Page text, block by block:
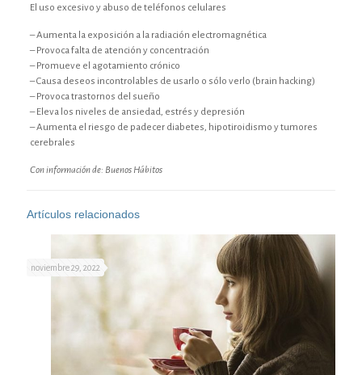
El uso excesivo y abuso de teléfonos celulares
– Aumenta la exposición a la radiación electromagnética
– Provoca falta de atención y concentración
– Promueve el agotamiento crónico
– Causa deseos incontrolables de usarlo o sólo verlo (brain hacking)
– Provoca trastornos del sueño
– Eleva los niveles de ansiedad, estrés y depresión
– Aumenta el riesgo de padecer diabetes, hipotiroidismo y tumores
cerebrales
Con información de: Buenos Hábitos
Artículos relacionados
noviembre 29, 2022